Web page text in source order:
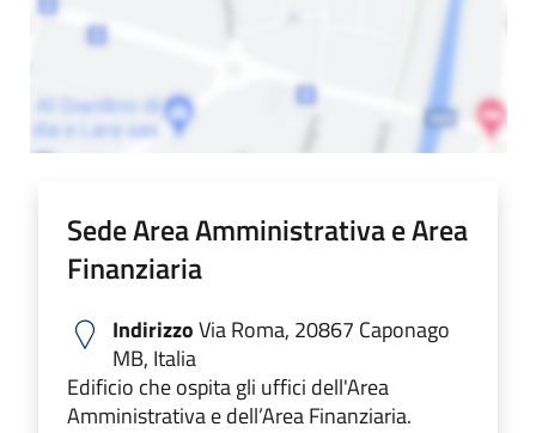
Sede Area Amministrativa e Area
Finanziaria
IndirizzoVia Roma, 20867 Caponago
MB, Italia
Edificio che ospita gli uffici dell'Area
Amministrativa e dell’Area Finanziaria.